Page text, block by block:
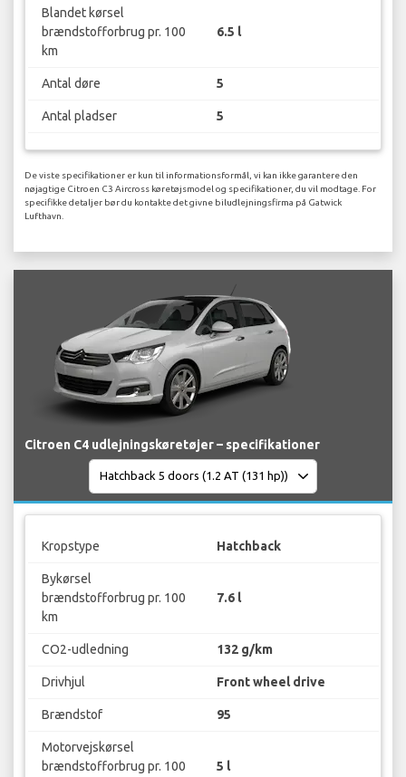
Blandet kørsel
brændstofforbrug pr. 100
km
6.5 l
Antal døre 5
Antal pladser 5
De viste specifikationer er kun til informationsformål, vi kan ikke garantere den
nøjagtige Citroen C3 Aircross køretøjsmodel og specifikationer, du vil modtage. For
specifikke detaljer bør du kontakte det givne biludlejningsfirma på Gatwick
Lufthavn.
Citroen C4 udlejningskøretøjer – specifikationer
Kropstype Hatchback
Bykørsel
brændstofforbrug pr. 100
km
7.6 l
CO2-udledning 132 g/km
Drivhjul Front wheel drive
Brændstof 95
Motorvejskørsel
brændstofforbrug pr. 100
5 l